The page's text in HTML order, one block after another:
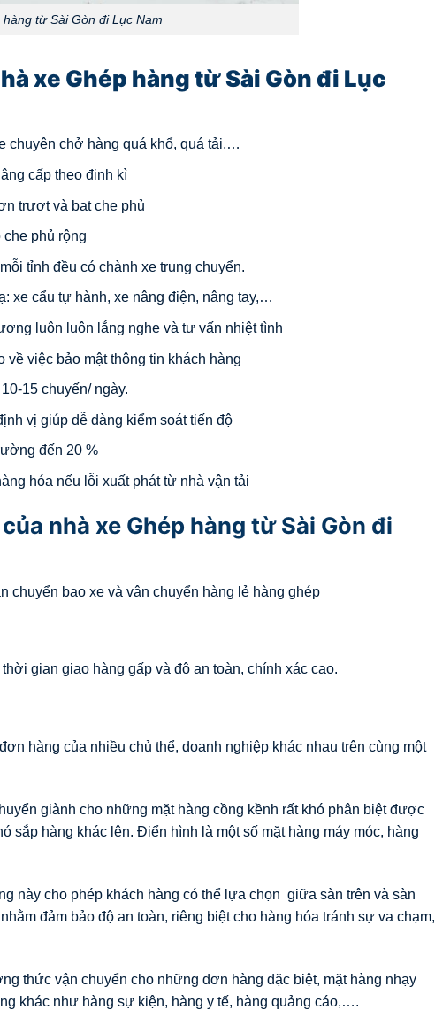
hàng từ Sài Gòn đi Lục Nam
xe Ghép hàng từ Sài Gòn đi Lục
chuyên chở hàng quá khổ, quá tải,…
cấp theo định kì
trượt và bạt che phủ
phủ rộng
tỉnh đều có chành xe trung chuyển.
xe cẩu tự hành, xe nâng điện, nâng tay,…
luôn luôn lắng nghe và tư vấn nhiệt tình
về việc bảo mật thông tin khách hàng
15 chuyến/ ngày.
vị giúp dễ dàng kiểm soát tiến độ
đến 20 %
hóa nếu lỗi xuất phát từ nhà vận tải
nhà xe Ghép hàng từ Sài Gòn đi
bao xe và vận chuyển hàng lẻ hàng ghép
gian giao hàng gấp và độ an toàn, chính xác cao.
hàng của nhiều chủ thể, doanh nghiệp khác nhau trên cùng một
giành cho những mặt hàng cồng kềnh rất khó phân biệt được
sắp hàng khác lên. Điển hình là một số mặt hàng máy móc, hàng
này cho phép khách hàng có thể lựa chọn giữa sàn trên và sàn
đảm bảo độ an toàn, riêng biệt cho hàng hóa tránh sự va chạm,
thức vận chuyển cho những đơn hàng đặc biệt, mặt hàng nhạy
khác như hàng sự kiện, hàng y tế, hàng quảng cáo,….